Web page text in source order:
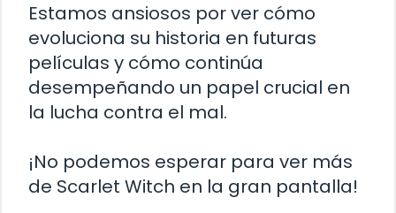
Estamos ansiosos por ver cómo
evoluciona su historia en futuras
películas y cómo continúa
desempeñando un papel crucial en
la lucha contra el mal.
¡No podemos esperar para ver más
de Scarlet Witch en la gran pantalla!